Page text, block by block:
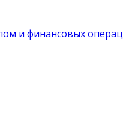
и финансовых